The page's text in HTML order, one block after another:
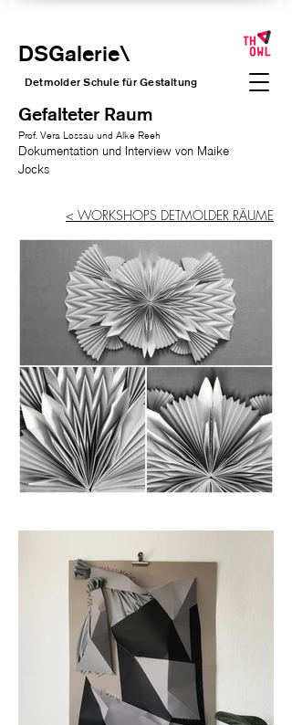
\
DSGalerie
Detmolder Schule für Gestaltung
Gefalteter Raum
Prof. Vera Lossau und Alke Reeh
Dokumentation und Interview von Maike
Jocks
< WORKSHOPS DETMOLDER RÄUME